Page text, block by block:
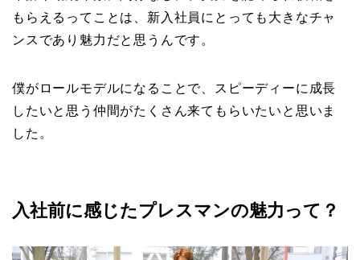
もらえるってことは、新入社員にとっても大きなチャ
ンスであり魅力だと思うんです。
僕がロールモデルになることで、スピーディーに成長
したいと思う仲間がたくさん来てもらいたいと思いま
した。
入社前に感じたプレスマンの魅力って？